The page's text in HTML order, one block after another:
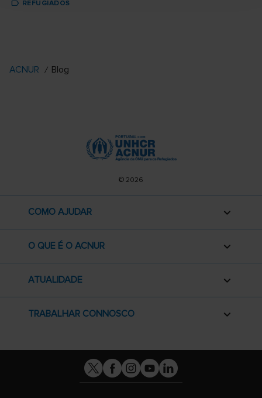
REFUGIADOS
ACNUR Blog
© 2026
COMO AJUDAR
O QUE É O ACNUR
ATUALIDADE
TRABALHAR CONNOSCO